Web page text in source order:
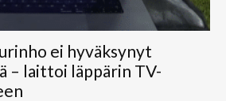
ei hyväksynyt
– laittoi läppärin TV-